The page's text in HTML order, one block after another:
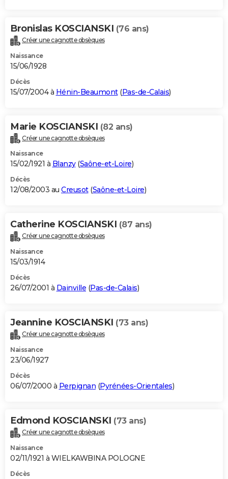
Bronislas KOSCIANSKI (76 ans)
Créer une cagnotte obsèques
Naissance
15/06/1928
Décès
15/07/2004 à Hénin-Beaumont(Pas-de-Calais)
Marie KOSCIANSKI (82 ans)
Créer une cagnotte obsèques
Naissance
15/02/1921 à Blanzy(Saône-et-Loire)
Décès
12/08/2003 au Creusot(Saône-et-Loire)
Catherine KOSCIANSKI (87 ans)
Créer une cagnotte obsèques
Naissance
15/03/1914
Décès
26/07/2001 à Dainville (Pas-de-Calais)
Jeannine KOSCIANSKI (73 ans)
Créer une cagnotte obsèques
Naissance
23/06/1927
Décès
06/07/2000 à Perpignan (Pyrénées-Orientales)
Edmond KOSCIANSKI (73 ans)
Créer une cagnotte obsèques
Naissance
02/11/1921 à WIELKAWBINA POLOGNE
Décès